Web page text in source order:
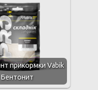
прикормки Vabik
Бентонит